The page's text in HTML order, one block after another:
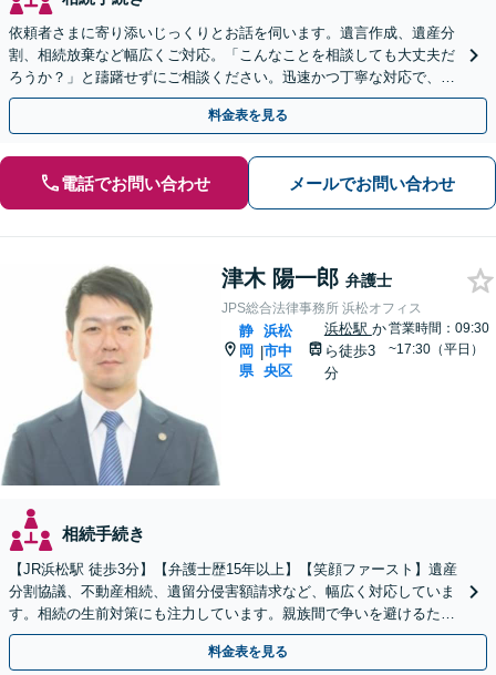
依頼者さまに寄り添いじっくりとお話を伺います。遺言作成、遺産分
割、相続放棄など幅広くご対応。「こんなことを相談しても大丈夫だ
ろうか？」と躊躇せずにご相談ください。迅速かつ丁寧な対応で、今
後の親族関係も考慮しながら進めます。
料金表を見る
電話でお問い合わせ メールでお問い合わせ
津木 陽一郎 弁護士
JPS総合法律事務所 浜松オフィス
静
岡
県
|
浜松
市中
央区
浜松駅 か
ら徒歩3
分
営業時間：09:30
~17:30（平日）
相続手続き
【JR浜松駅 徒歩3分】【弁護士歴15年以上】【笑顔ファースト】遺産
分割協議、不動産相続、遺留分侵害額請求など、幅広く対応していま
す。相続の生前対策にも注力しています。親族間で争いを避けるため
にも、お早めにご相談ください。【初回面談無料】
料金表を見る